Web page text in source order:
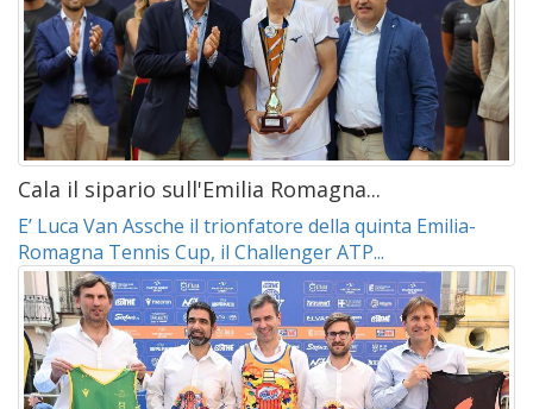
Cala il sipario sull'Emilia Romagna...
E’ Luca Van Assche il trionfatore della quinta Emilia-
Romagna Tennis Cup, il Challenger ATP...